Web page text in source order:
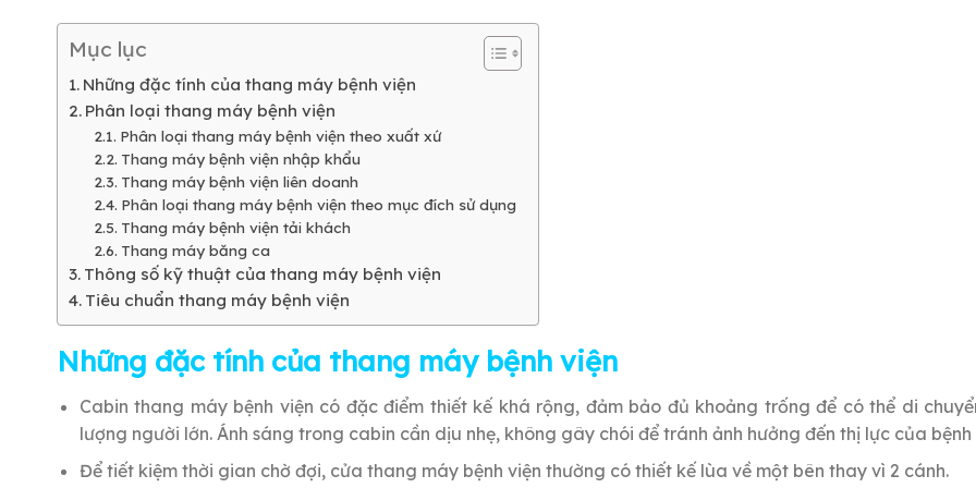
Mục lục
Những đặc tính của thang máy bệnh viện
Phân loại thang máy bệnh viện
Phân loại thang máy bệnh viện theo xuất xứ
Thang máy bệnh viện nhập khẩu
Thang máy bệnh viện liên doanh
Phân loại thang máy bệnh viện theo mục đích sử dụng
Thang máy bệnh viện tải khách
Thang máy băng ca
Thông số kỹ thuật của thang máy bệnh viện
Tiêu chuẩn thang máy bệnh viện
Những đặc tính của thang máy bệnh viện
Cabin thang máy bệnh viện có đặc điểm thiết kế khá rộng, đảm bảo đủ khoảng trống để có thể di
lượng người lớn. Ánh sáng trong cabin cần dịu nhẹ, không gây chói để tránh ảnh hưởng đến thị lực của bệnh
Để tiết kiệm thời gian chờ đợi, cửa thang máy bệnh viện thường có thiết kế lùa về một bên thay vì 2 cánh.